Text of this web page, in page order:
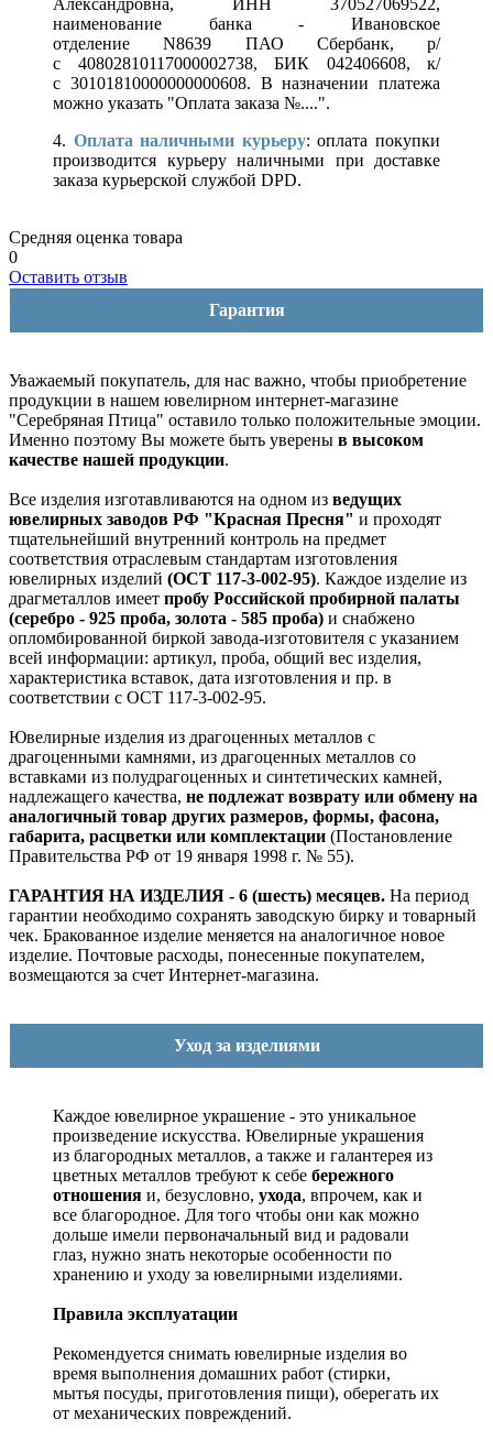
наименование банка - Ивановское
отделение N8639 ПАО Сбербанк, р/
с 40802810117000002738, БИК 042406608, к/
с 30101810000000000608. В назначении платежа
можно указать "Оплата заказа №....".
4. Оплата наличными курьеру: оплата покупки
производится курьеру наличными при доставке
заказа курьерской службой DPD.
Средняя оценка товара
0
Оставить отзыв
Гарантия
Уважаемый покупатель, для нас важно, чтобы приобретение
продукции в нашем ювелирном интернет-магазине
"Серебряная Птица" оставило только положительные эмоции.
Именно поэтому Вы можете быть уверены в высоком
качестве нашей продукции.
Все изделия изготавливаются на одном из ведущих
ювелирных заводов РФ "Красная Пресня" и проходят
тщательнейший внутренний контроль на предмет
соответствия отраслевым стандартам изготовления
ювелирных изделий (ОСТ 117-3-002-95). Каждое изделие из
драгметаллов имеет пробу Российской пробирной палаты
(серебро - 925 проба, золота - 585 проба) и снабжено
опломбированной биркой завода-изготовителя с указанием
всей информации: артикул, проба, общий вес изделия,
характеристика вставок, дата изготовления и пр. в
соответствии с ОСТ 117-3-002-95.
Ювелирные изделия из драгоценных металлов с
драгоценными камнями, из драгоценных металлов со
вставками из полудрагоценных и синтетических камней,
надлежащего качества, не подлежат возврату или обмену на
аналогичный товар других размеров, формы, фасона,
габарита, расцветки или комплектации (Постановление
Правительства РФ от 19 января 1998 г. № 55).
ГАРАНТИЯ НА ИЗДЕЛИЯ - 6 (шесть) месяцев. На период
гарантии необходимо сохранять заводскую бирку и товарный
чек. Бракованное изделие меняется на аналогичное новое
изделие. Почтовые расходы, понесенные покупателем,
возмещаются за счет Интернет-магазина.
Уход за изделиями
Каждое ювелирное украшение - это уникальное
произведение искусства. Ювелирные украшения
из благородных металлов, а также и галантерея из
цветных металлов требуют к себе бережного
отношения и, безусловно, ухода, впрочем, как и
все благородное. Для того чтобы они как можно
дольше имели первоначальный вид и радовали
глаз, нужно знать некоторые особенности по
хранению и уходу за ювелирными изделиями.
Правила эксплуатации
Рекомендуется снимать ювелирные изделия во
время выполнения домашних работ (стирки,
мытья посуды, приготовления пищи), оберегать их
от механических повреждений.